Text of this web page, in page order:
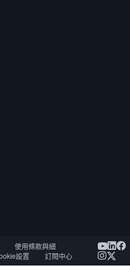
使用條款與細
設置 訂閱中心
Youtube